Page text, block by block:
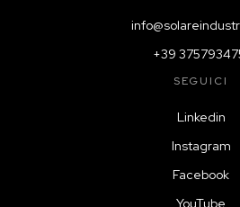
+39
SEGUICI
Linkedin
Instagram
Facebook
YouTube